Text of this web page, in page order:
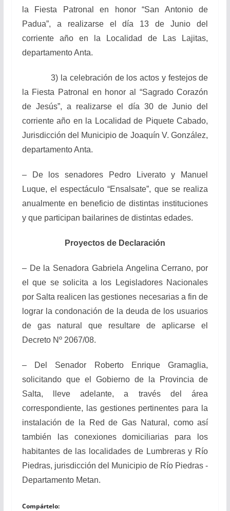
la Fiesta Patronal en honor “San Antonio de
Padua”, a realizarse el día 13 de Junio del
corriente año en la Localidad de Las Lajitas,
departamento Anta.
3) la celebración de los actos y festejos de
la Fiesta Patronal en honor al “Sagrado Corazón
de Jesús”, a realizarse el día 30 de Junio del
corriente año en la Localidad de Piquete Cabado,
Jurisdicción del Municipio de Joaquín V. González,
departamento Anta.
– De los senadores Pedro Liverato y Manuel
Luque, el espectáculo “Ensalsate”, que se realiza
anualmente en beneficio de distintas instituciones
y que participan bailarines de distintas edades.
Proyectos de Declaración
– De la Senadora Gabriela Angelina Cerrano, por
el que se solicita a los Legisladores Nacionales
por Salta realicen las gestiones necesarias a fin de
lograr la condonación de la deuda de los usuarios
de gas natural que resultare de aplicarse el
Decreto Nº 2067/08.
– Del Senador Roberto Enrique Gramaglia,
solicitando que el Gobierno de la Provincia de
Salta, lleve adelante, a través del área
correspondiente, las gestiones pertinentes para la
instalación de la Red de Gas Natural, como así
también las conexiones domiciliarias para los
habitantes de las localidades de Lumbreras y Río
Piedras, jurisdicción del Municipio de Río Piedras -
Departamento Metan.
Compártelo: